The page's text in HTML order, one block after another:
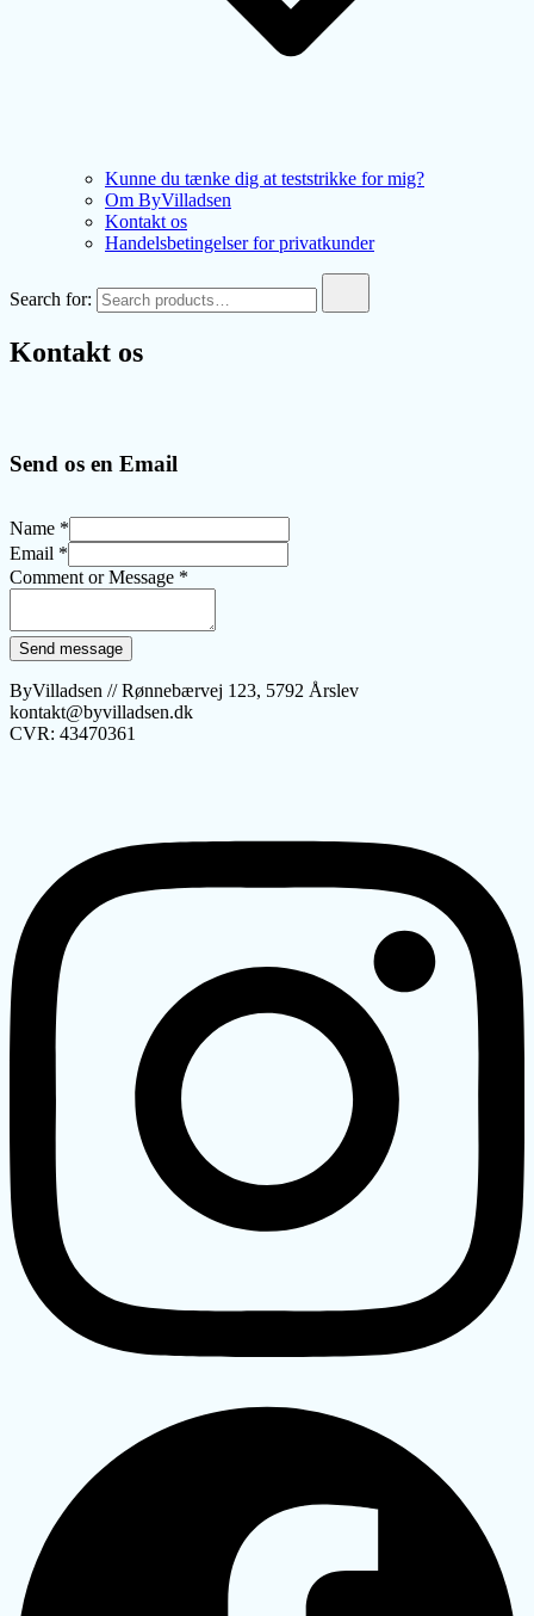
Kunne du tænke dig at teststrikke for mig?
Om ByVilladsen
Kontakt os
Handelsbetingelser for privatkunder
Search for:
Kontakt os
Send os en Email
Name *
Email *
Comment or Message *
Send message
ByVilladsen // Rønnebærvej 123, 5792 Årslev
kontakt@byvilladsen.dk
CVR: 43470361